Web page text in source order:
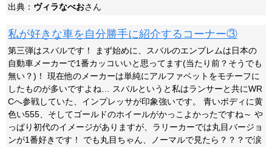
出典： ヴィラなべおさん
私が好きな車を自分勝手に紹介するコーナー③
第三弾はスバルです！ まず始めに、スバルのエンブレムは日本の
自動車メーカーで1番カッコいいと思ってます(当たり前？そうでも
無い？)！ 現在他のメーカーは単純にアルファベットをモチーフに
したものが多いですよね… スバルというと私はランサーと共にWR
Cへ参戦していた、インプレッサが印象強いです。 青いボディに黄
色い555、そしてゴールドのホイールがかっこよかったですね～ や
っぱり初代のイメージがありますが、ラリーカーでは丸目バージョ
ンが1番好きです！ でも丸目ちゃん、ノーマルで見たら？？？で涙